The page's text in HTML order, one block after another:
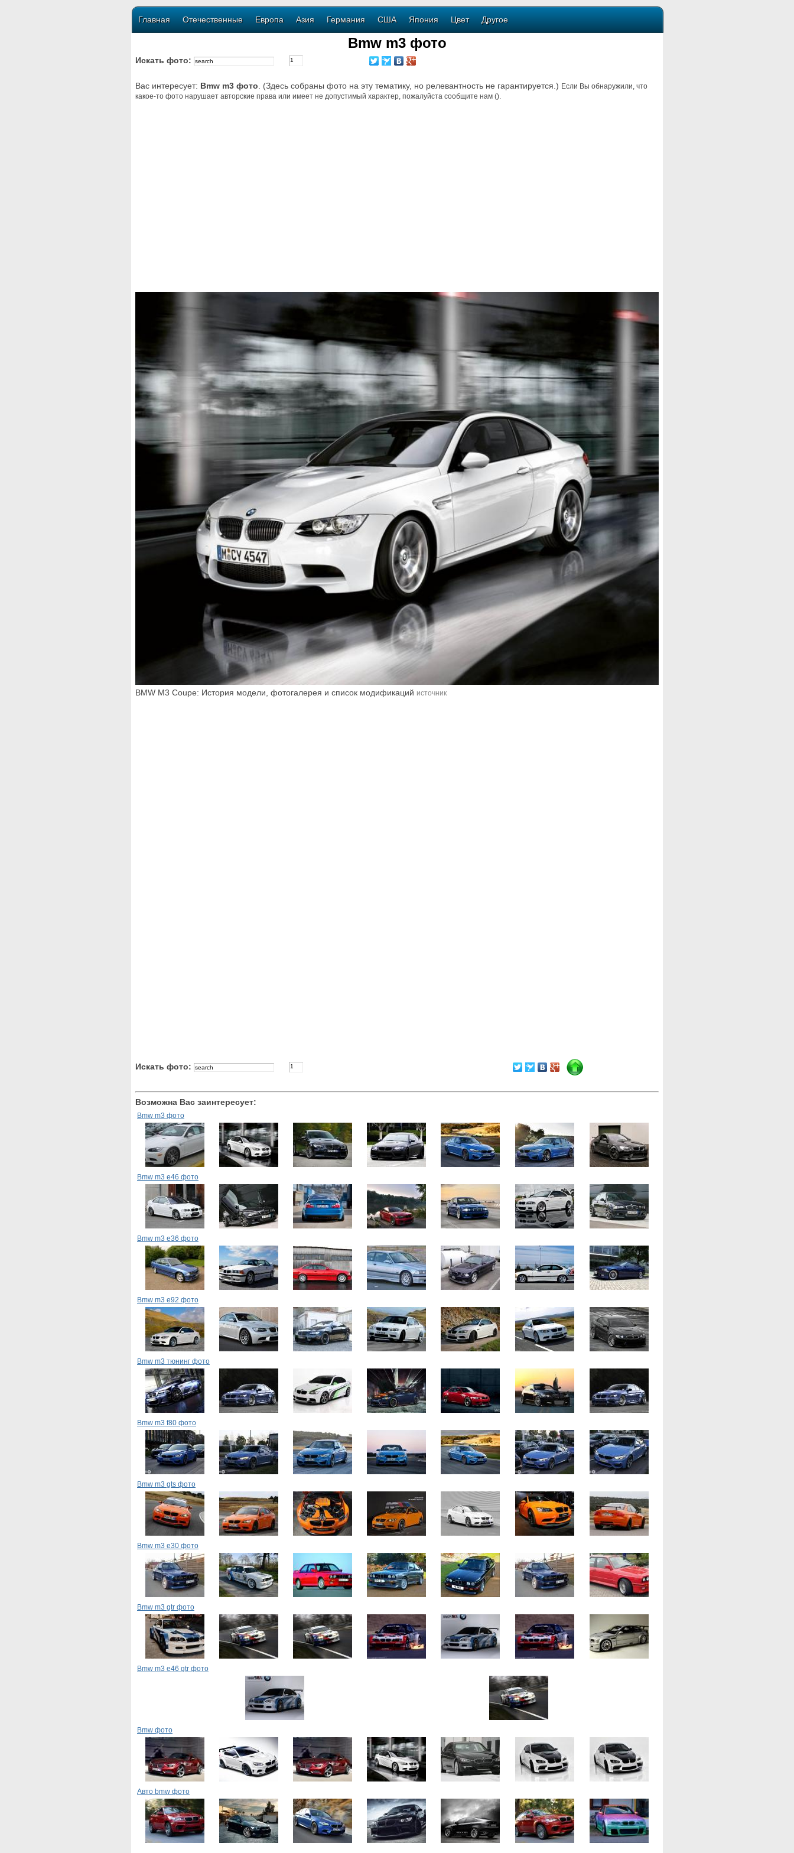
Главная Отечественные Европа Азия Германия США Япония Цвет Другое
Bmw m3 фото
Искать фото:
Вас интересует: Bmw m3 фото . (Здесь собраны фото на эту тематику, но релевантность не гарантируется.) Если Вы обнаружили, что
какое-то фото нарушает авторские права или имеет не допустимый характер, пожалуйста сообщите нам ().
BMW M3 Coupe: История модели, фотогалерея и список модификаций источник
Искать фото:
Возможна Вас заинтересует:
Bmw m3 фото
Bmw m3 e46 фото
Bmw m3 e36 фото
Bmw m3 e92 фото
Bmw m3 тюнинг фото
Bmw m3 f80 фото
Bmw m3 gts фото
Bmw m3 e30 фото
Bmw m3 gtr фото
Bmw m3 e46 gtr фото
Bmw фото
Авто bmw фото